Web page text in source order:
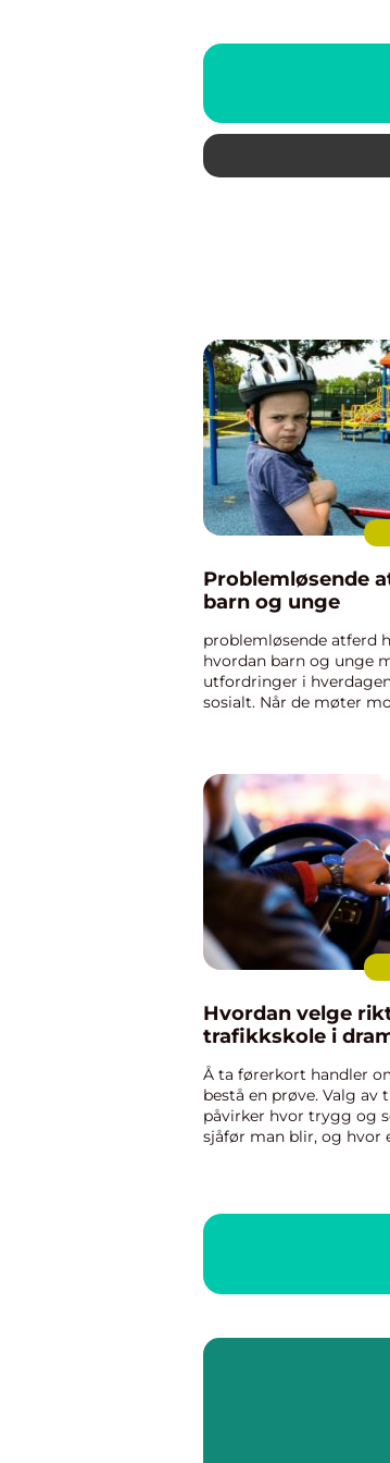
Problemløsende
barn og unge
problemløsende atferd
hvordan barn og unge
utfordringer i
sosialt. Når de møter
t...
Hvordan velge
trafikkskole i
Å ta førerkort handler
bestå en prøve. Valg av
påvirker hvor trygg og
sjåfør man blir, og hvor
stru...